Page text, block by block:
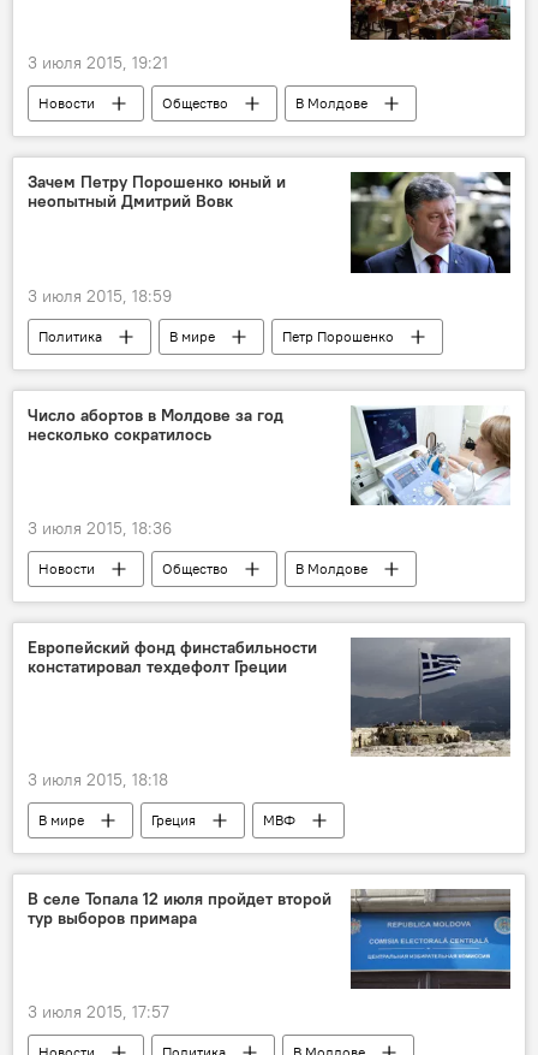
3 июля 2015, 19:21
Новости Общество
В Молдове
Республика Молдова
детский сад
дети
школа
прививки
занятия
допуск
Зачем Петру Порошенко юный и
неопытный Дмитрий Вовк
3 июля 2015, 18:59
Политика В мире Петр Порошенко
Число абортов в Молдове за год
несколько сократилось
3 июля 2015, 18:36
Новости Общество
В Молдове
Республика Молдова
аборт
министерство здравоохранения, труда и социальной защиты
Европейский фонд финстабильности
констатировал техдефолт Греции
3 июля 2015, 18:18
В мире Греция
МВФ
дефолт
Экономика
В селе Топала 12 июля пройдет второй
тур выборов примара
3 июля 2015, 17:57